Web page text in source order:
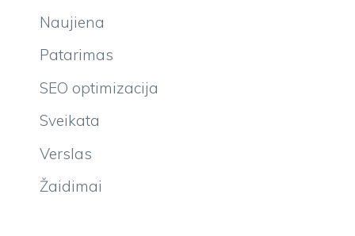
Naujiena
Patarimas
SEO optimizacija
Sveikata
Verslas
Žaidimai